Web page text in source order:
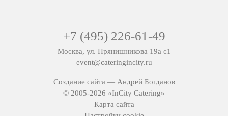
+7 (495) 226-61-49
Москва, ул. Прянишникова 19а с1
event@cateringincity.ru
Создание сайта — Андрей Богданов
© 2005-2026 «InCity Catering»
Карта сайта